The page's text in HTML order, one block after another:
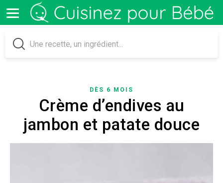
DÈS 6 MOIS
Crème d’endives au
jambon et patate douce